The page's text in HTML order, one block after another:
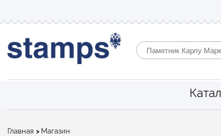
Строка
Главная Магазин